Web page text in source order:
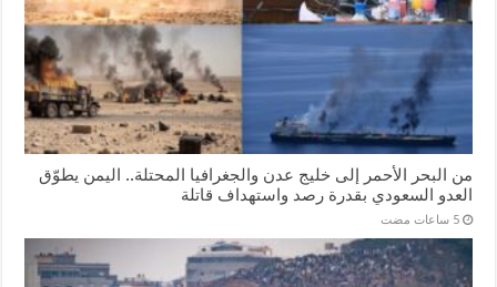
من البحر الأحمر إلى خليج عدن والجغرافيا المحتلة.. اليمن يطوّق
العدو السعودي بقدرة رصد واستهداف قاتلة
‏5 ساعات مضت